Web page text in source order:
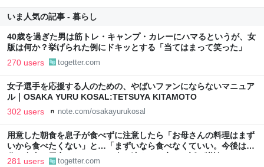
いま人気の記事 - 暮らし
40歳を過ぎた男は筋トレ・キャンプ・カレーにハマるというが、女
版は何か？挙げられた例にドキッとする「当てはまって笑った」
270 users togetter.com
女子選手を応援する人のための、やばいファンにならないマニュア
ル｜OSAKA YURU KOSAL:TETSUYA KITAMOTO
302 users note.com/osakayurukosal
用意した朝食を息子が食べずに注意したら「お母さんの料理はまず
いから食べたくない」と…「まずいなら食べなくていい。今後は自
分で食事を用意しなさい。お金は渡す」と言った話が議論に
281 users togetter.com